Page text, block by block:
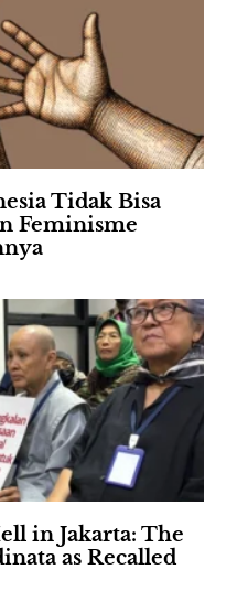
Tidak Bisa
Feminisme
in Jakarta: The
as Recalled